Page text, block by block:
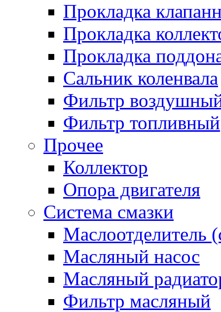
Прокладка
Прокладка
Прокладка
Сальник коленвала
Фильтр
Фильтр топливный
Прочее
Коллектор
Опора двигателя
Система смазки
Маслоотделитель
Масляный насос
Масляный
Фильтр масляный